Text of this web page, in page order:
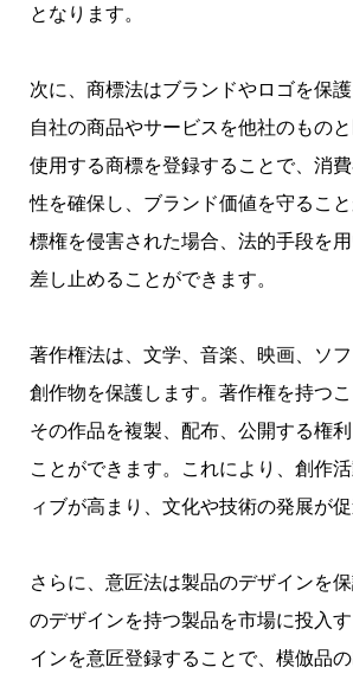
となります。
次に、商標法はブランドやロゴを保
自社の商品やサービスを他社のもの
使用する商標を登録することで、消
性を確保し、ブランド価値を守るこ
標権を侵害された場合、法的手段を
差し止めることができます。
著作権法は、文学、音楽、映画、ソ
創作物を保護します。著作権を持つ
その作品を複製、配布、公開する権
ことができます。これにより、創作
ィブが高まり、文化や技術の発展が促
さらに、意匠法は製品のデザインを
のデザインを持つ製品を市場に投入
インを意匠登録することで、模倣品